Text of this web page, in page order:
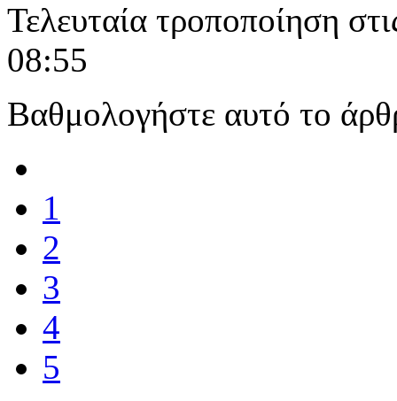
Τελευταία τροποποίηση
08:55
Βαθμολογήστε αυτό το
1
2
3
4
5